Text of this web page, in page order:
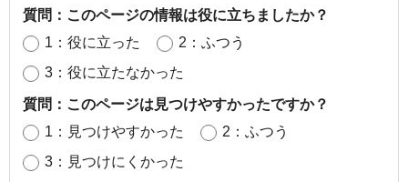
質問：このページの情報は役に立ちましたか？
1：役に立った
2：ふつう
3：役に立たなかった
質問：このページは見つけやすかったですか？
1：見つけやすかった
2：ふつう
3：見つけにくかった